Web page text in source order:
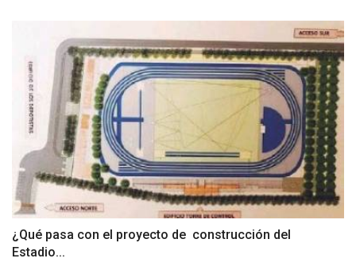
¿Qué pasa con el proyecto de construcción del
Estadio...